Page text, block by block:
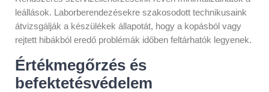
leállások. Laborberendezésekre szakosodott technikusaink
átvizsgálják a készülékek állapotát, hogy a kopásból vagy
rejtett hibákból eredő problémák időben feltárhatók legyenek.
Értékmegőrzés és
befektetésvédelem